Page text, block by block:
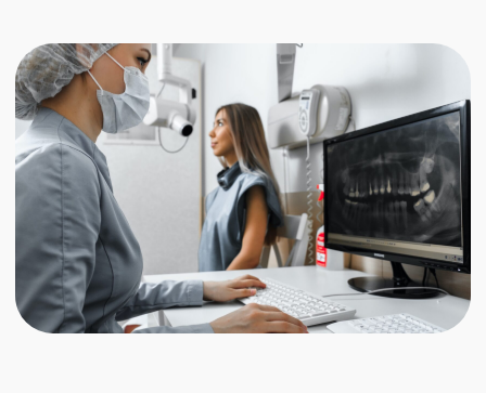
Установка ретейнеров —фиксация
несъемной проволоки с язычной
стороны передних зубов,
изготовление съемной ретенционной
Снятие брекетов —удаление
системы специальными щипцами
с последующим устранением
остатков клея и полировкой эмали.
14